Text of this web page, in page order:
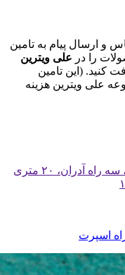
و ارسال پیام به تامین
را در علی ویترین
کنید. (این تامین
علی ویترین هزینه
تهران ، شهرستان بهارستان ، سه راه آدران، ۲۰ متری
اسپرت